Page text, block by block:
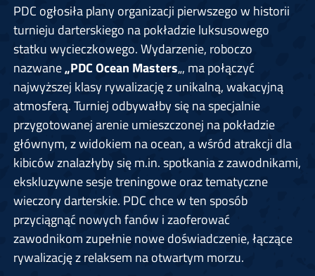
PDC ogłosiła plany organizacji pierwszego w historii
turnieju darterskiego na pokładzie luksusowego
statku wycieczkowego. Wydarzenie, roboczo
nazwane„PDC Ocean Masters„, ma połączyć
najwyższej klasy rywalizację z unikalną, wakacyjną
atmosferą. Turniej odbywałby się na specjalnie
przygotowanej arenie umieszczonej na pokładzie
głównym, z widokiem na ocean, a wśród atrakcji dla
kibiców znalazłyby się m.in. spotkania z zawodnikami,
ekskluzywne sesje treningowe oraz tematyczne
wieczory darterskie. PDC chce w ten sposób
przyciągnąć nowych fanów i zaoferować
zawodnikom zupełnie nowe doświadczenie, łączące
rywalizację z relaksem na otwartym morzu.